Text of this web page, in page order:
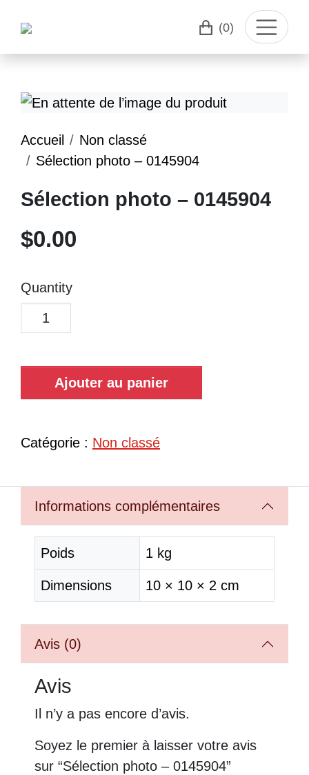
(0)
Accueil
Non classé
Sélection photo – 0145904
Sélection photo – 0145904
$0.00
Quantity
Ajouter au panier
Catégorie : Non classé
Informations complémentaires
Poids 1 kg
Dimensions 10 × 10 × 2 cm
Avis (0)
Avis
Il n’y a pas encore d’avis.
Soyez le premier à laisser votre avis
sur “Sélection photo – 0145904”